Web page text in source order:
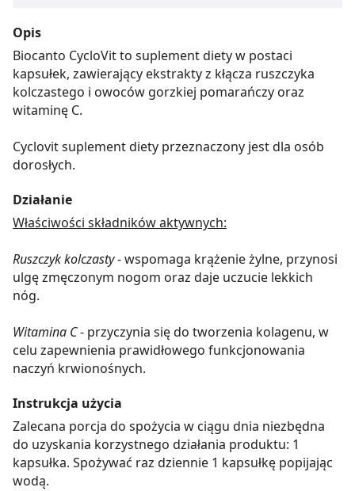
Opis
Biocanto CycloVit to suplement diety w postaci
kapsułek, zawierający ekstrakty z kłącza ruszczyka
kolczastego i owoców gorzkiej pomarańczy oraz
witaminę C.
Cyclovit suplement diety przeznaczony jest dla osób
dorosłych.
Działanie
Właściwości składników aktywnych:
Ruszczyk kolczasty- wspomaga krążenie żylne, przynosi
ulgę zmęczonym nogom oraz daje uczucie lekkich
nóg.
Witamina C- przyczynia się do tworzenia kolagenu, w
celu zapewnienia prawidłowego funkcjonowania
naczyń krwionośnych.
Instrukcja użycia
Zalecana porcja do spożycia w ciągu dnia niezbędna
do uzyskania korzystnego działania produktu: 1
kapsułka. Spożywać raz dziennie 1 kapsułkę popijając
wodą.